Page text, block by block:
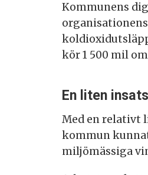
Kommunens
kör 1 500 mil
En liten
Med en relativt
kommun
miljömässiga